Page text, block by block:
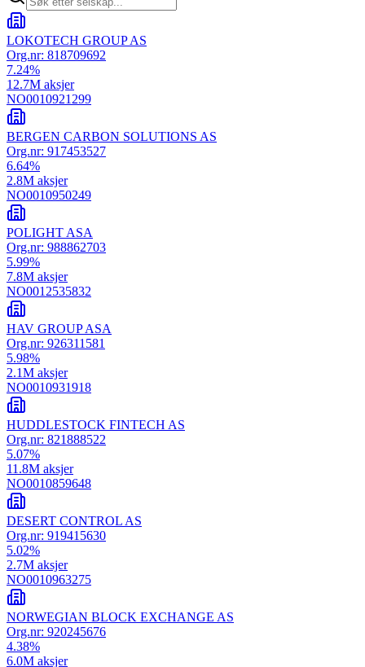
LOKOTECH GROUP AS
Org.nr: 818709692
7.24%
12.7M aksjer
NO0010921299
BERGEN CARBON SOLUTIONS AS
Org.nr: 917453527
6.64%
2.8M aksjer
NO0010950249
POLIGHT ASA
Org.nr: 988862703
5.99%
7.8M aksjer
NO0012535832
HAV GROUP ASA
Org.nr: 926311581
5.98%
2.1M aksjer
NO0010931918
HUDDLESTOCK FINTECH AS
Org.nr: 821888522
5.07%
11.8M aksjer
NO0010859648
DESERT CONTROL AS
Org.nr: 919415630
5.02%
2.7M aksjer
NO0010963275
NORWEGIAN BLOCK EXCHANGE AS
Org.nr: 920245676
4.38%
6.0M aksjer